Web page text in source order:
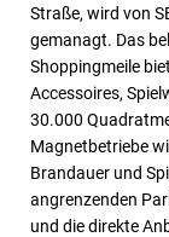
Straße, wird von
gemanagt. Das
Shoppingmeile
Accessoires,
30.000
Magnetbetriebe
Brandauer und
angrenzenden
und die direkte